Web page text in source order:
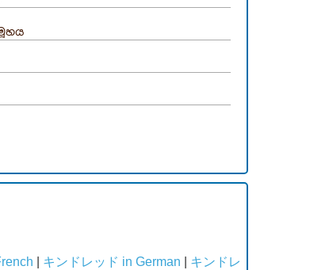
キンドレッド in German
キンドレ